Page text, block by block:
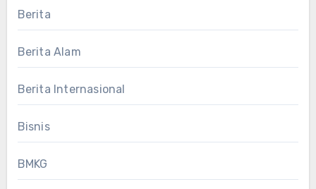
Berita
Berita Alam
Berita Internasional
Bisnis
BMKG